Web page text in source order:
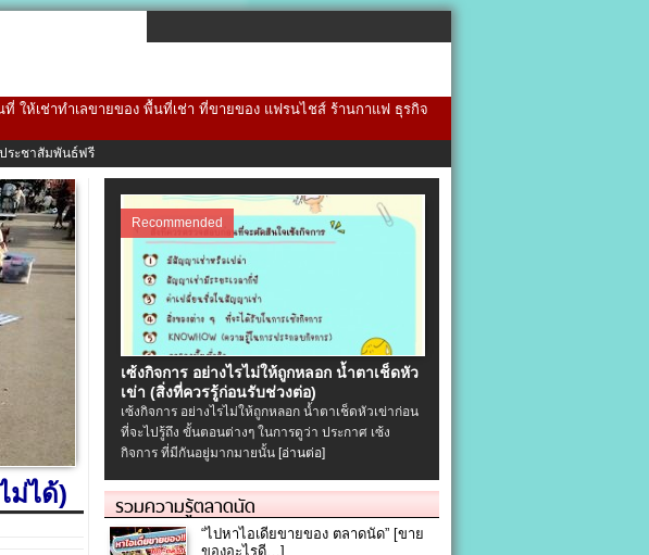
ให้เช่าทำเลขายของ พื้นที่เช่า ที่ขายของ แฟรนไชส์ ร้านกาแฟ ธุรกิจ
ประชาสัมพันธ์ฟรี
ม่ได้)
Recommended
เซ้งกิจการ อย่างไรไม่ให้ถูกหลอก น้ำตาเช็ดหัว
เข่า (สิ่งที่ควรรู้ก่อนรับช่วงต่อ)
เซ้งกิจการ อย่างไรไม่ให้ถูกหลอก น้ำตาเช็ดหัวเข่าก่อน
ที่จะไปรู้ถึง ขั้นตอนต่างๆ ในการดูว่า ประกาศ เซ้ง
กิจการ ที่มีกันอยู่มากมายนั้น [อ่านต่อ]
รวมความรู้ตลาดนัด
“ไปหาไอเดียขายของ ตลาดนัด” [ขาย
ของอะไรดี…]